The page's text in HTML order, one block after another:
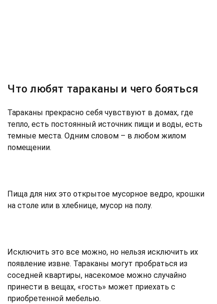
Что любят тараканы и чего бояться
Тараканы прекрасно себя чувствуют в домах, где
тепло, есть постоянный источник пищи и воды, есть
темные места. Одним словом – в любом жилом
помещении.
Пища для них это открытое мусорное ведро, крошки
на столе или в хлебнице, мусор на полу.
Исключить это все можно, но нельзя исключить их
появление извне. Тараканы могут пробраться из
соседней квартиры, насекомое можно случайно
принести в вещах, «гость» может приехать с
приобретенной мебелью.